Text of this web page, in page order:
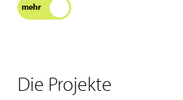
mehr
Die Projekte